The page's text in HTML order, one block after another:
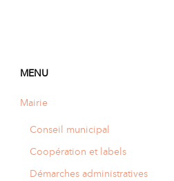
MENU
Mairie
Conseil municipal
Coopération et labels
Démarches administratives